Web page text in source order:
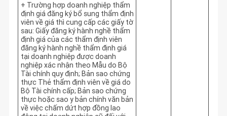
+ Trường hợp doanh nghiệp thẩm
định giá đăng ký bổ sung thẩm định
viên về giá thì cung cấp các giấy tờ
sau: Giấy đăng ký hành nghề thẩm
định giá của các thẩm định viên
đăng ký hành nghề thẩm định giá
tại doanh nghiệp được doanh
nghiệp xác nhận theo Mẫu do Bộ
Tài chính quy định; Bản sao chứng
thực Thẻ thẩm định viên về giá do
Bộ Tài chính cấp; Bản sao chứng
thực hoặc sao y bản chính văn bản
về việc chấm dứt hợp đồng lao